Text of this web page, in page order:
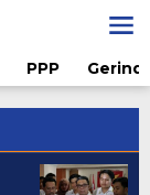
PPP